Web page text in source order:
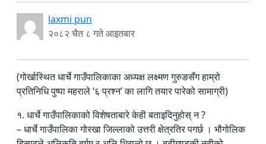
laxmi pun
२०८२ चैत ८ गते आइतबार
(गोर्खास्थित धार्चे गाउँपालिकाका अध्यक्ष लक्ष्मण गुरुङसँग हाम्रो
प्रतिनिधि पुष्पा महराले ‘६ प्रश्न’ का लागि तयार पारेको सामाग्री)
१. धार्चे गाउँपालिकाको विशेषताबारे केही बताइदिनुहोस् न ?
– धार्चे गाउँपालिका गोरखा जिल्लाको उत्तरी क्षेत्रतिर पगर्छ । भौगोलिक